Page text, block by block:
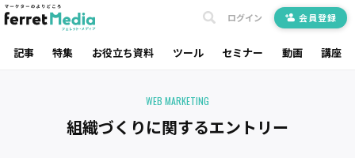
記事 特集 お役立ち資料 ツール セミナー 動画 講座
ログイン 会員登録
WEB MARKETING
組織づくりに関するエントリー